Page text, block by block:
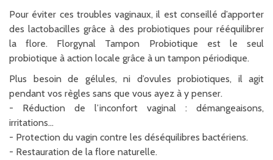
Pour éviter ces troubles vaginaux, il est conseillé d’apporter
des lactobacilles grâce à des probiotiques pour rééquilibrer
la flore. Florgynal Tampon Probiotique est le seul
probiotique à action locale grâce à un tampon périodique.
Plus besoin de gélules, ni d’ovules probiotiques, il agit
pendant vos règles sans que vous ayez à y penser.
- Réduction de l’inconfort vaginal : démangeaisons,
irritations…
- Protection du vagin contre les déséquilibres bactériens.
- Restauration de la flore naturelle.